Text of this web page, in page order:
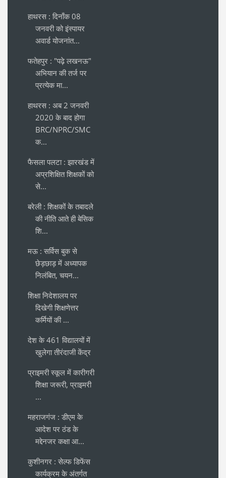
हाथरस : दिनाँक 08
जनवरी को इंस्पायर
अवार्ड योजनांत...
फतेहपुर : "पढ़े लखनऊ"
अभियान की तर्ज पर
प्रत्येक मा...
हाथरस : अब 2 जनवरी
2020 के बाद होगा
BRC/NPRC/SMC
क...
फैसला पलटा : झारखंड में
अप्रशिक्षित शिक्षकों को
से...
बरेली : शिक्षकों के तबादले
की नीति आते ही बेसिक
शि...
मऊ : सर्विस बुक से
छेड़छाड़ में अध्यापक
निलंबित, चयन...
शिक्षा निदेशालय पर
दिखेगी शिक्षणेत्तर
कर्मियों की ...
देश के 461 विद्यालयों में
खुलेगा तीरंदाजी केंद्र
प्राइमरी स्कूल में कारीगरी
शिक्षा जरूरी, प्राइमरी
...
महराजगंज : डीएम के
आदेश पर ठंड के
मद्देनजर कक्षा आ...
कुशीनगर : सेल्फ डिफेंस
कार्यक्रम के अंतर्गत